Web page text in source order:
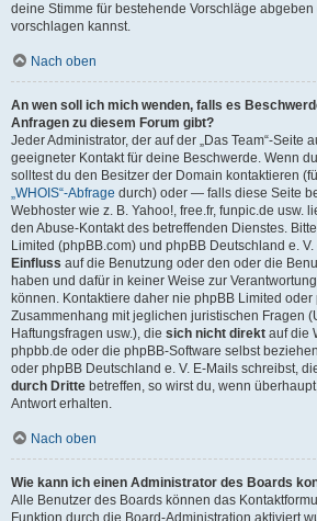
deine Stimme für bestehende Vorschläge
vorschlagen kannst.
Nach oben
An wen soll ich mich wenden, falls es
Anfragen zu diesem Forum gibt?
Jeder Administrator, der auf der „Das Team“-Seite
geeigneter Kontakt für deine Beschwerde. Wenn
solltest du den Besitzer der Domain kontaktieren
„WHOIS“-Abfrage durch) oder — falls diese Seite
Webhoster wie z. B. Yahoo!, free.fr, funpic.de usw.
den Abuse-Kontakt des betreffenden Dienstes.
Limited (phpBB.com) und phpBB Deutschland e.
Einfluss auf die Benutzung oder den oder die
haben und dafür in keiner Weise zur
können. Kontaktiere daher nie phpBB Limited
Zusammenhang mit jeglichen juristischen Fragen
Haftungsfragen usw.), die sich nicht direkt auf die
phpbb.de oder die phpBB-Software selbst
oder phpBB Deutschland e. V. E-Mails schreibst,
durch Dritte betreffen, so wirst du, wenn
Antwort erhalten.
Nach oben
Wie kann ich einen Administrator des Boards
Alle Benutzer des Boards können das
Funktion durch die Board-Administration aktiviert